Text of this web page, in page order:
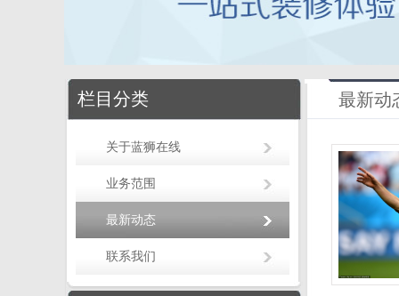
栏目分类
关于蓝狮在线
业务范围
最新动态
联系我们
最新动